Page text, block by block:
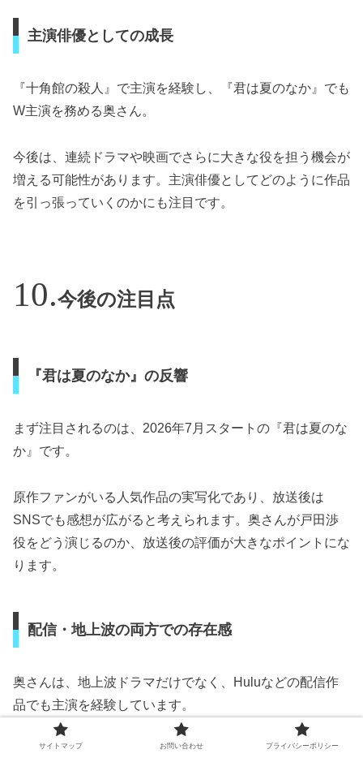
主演俳優としての成長
『十角館の殺人』で主演を経験し、『君は夏のなか』でも
W主演を務める奥さん。
今後は、連続ドラマや映画でさらに大きな役を担う機会が
増える可能性があります。主演俳優としてどのように作品
を引っ張っていくのかにも注目です。
今後の注目点
『君は夏のなか』の反響
まず注目されるのは、2026年7月スタートの『君は夏のな
か』です。
原作ファンがいる人気作品の実写化であり、放送後は
SNSでも感想が広がると考えられます。奥さんが戸田渉
役をどう演じるのか、放送後の評価が大きなポイントにな
ります。
配信・地上波の両方での存在感
奥さんは、地上波ドラマだけでなく、Huluなどの配信作
品でも主演を経験しています。
今後は、テレビ、映画、配信ドラマを横断して出演する若
サイトマップ お問い合わせ プライバシーポリシー